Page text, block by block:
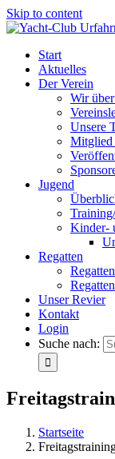
Skip to content
Start
Aktuelles
Der Verein
Wir
Unsere
Mitglied
Jugend
Kinder-
Regatten
Unser Revier
Kontakt
Login
Suche nach:
Startseite